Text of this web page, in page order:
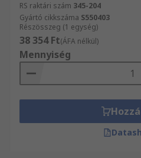
RS raktári szám 345-204
Gyártó cikkszáma S550403
Részösszeg (1 egység)
38 354 Ft(ÁFA nélkül)
Mennyiség